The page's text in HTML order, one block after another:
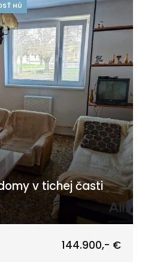
HÚ
v tichej časti
144.900,- €